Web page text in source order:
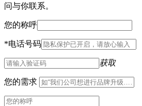
问与你联系。
您的称呼
*电话号码
获取
您的需求